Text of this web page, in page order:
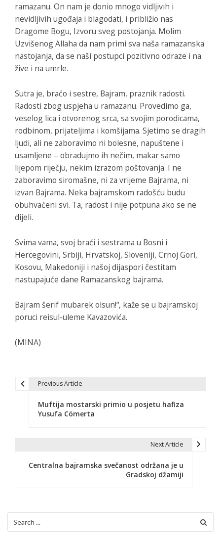
ramazanu. On nam je donio mnogo vidljivih i
nevidljivih ugođaja i blagodati, i približio nas
Dragome Bogu, Izvoru sveg postojanja. Molim
Uzvišenog Allaha da nam primi sva naša ramazanska
nastojanja, da se naši postupci pozitivno odraze i na
žive i na umrle.
Sutra je, braćo i sestre, Bajram, praznik radosti.
Radosti zbog uspjeha u ramazanu. Provedimo ga,
veselog lica i otvorenog srca, sa svojim porodicama,
rodbinom, prijateljima i komšijama. Sjetimo se dragih
ljudi, ali ne zaboravimo ni bolesne, napuštene i
usamljene – obradujmo ih nečim, makar samo
lijepom riječju, nekim izrazom poštovanja. I ne
zaboravimo siromašne, ni za vrijeme Bajrama, ni
izvan Bajrama. Neka bajramskom radošću budu
obuhvaćeni svi. Ta, radost i nije potpuna ako se ne
dijeli.
Svima vama, svoj braći i sestrama u Bosni i
Hercegovini, Srbiji, Hrvatskoj, Sloveniji, Crnoj Gori,
Kosovu, Makedoniji i našoj dijaspori čestitam
nastupajuće dane Ramazanskog bajrama.
Bajram šerif mubarek olsun!“, kaže se u bajramskoj
poruci reisul-uleme Kavazovića.
(MINA)
i
j
Previous Article
Muftija mostarski primio u posjetu hafiza
Yusufa Cömerta
Next Article
Centralna bajramska svečanost održana je u
Gradskoj džamiji
for: